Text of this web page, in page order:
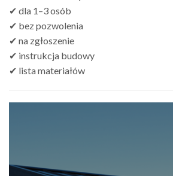
✔ dla 1–3 osób
✔ bez pozwolenia
✔ na zgłoszenie
✔ instrukcja budowy
✔ lista materiałów